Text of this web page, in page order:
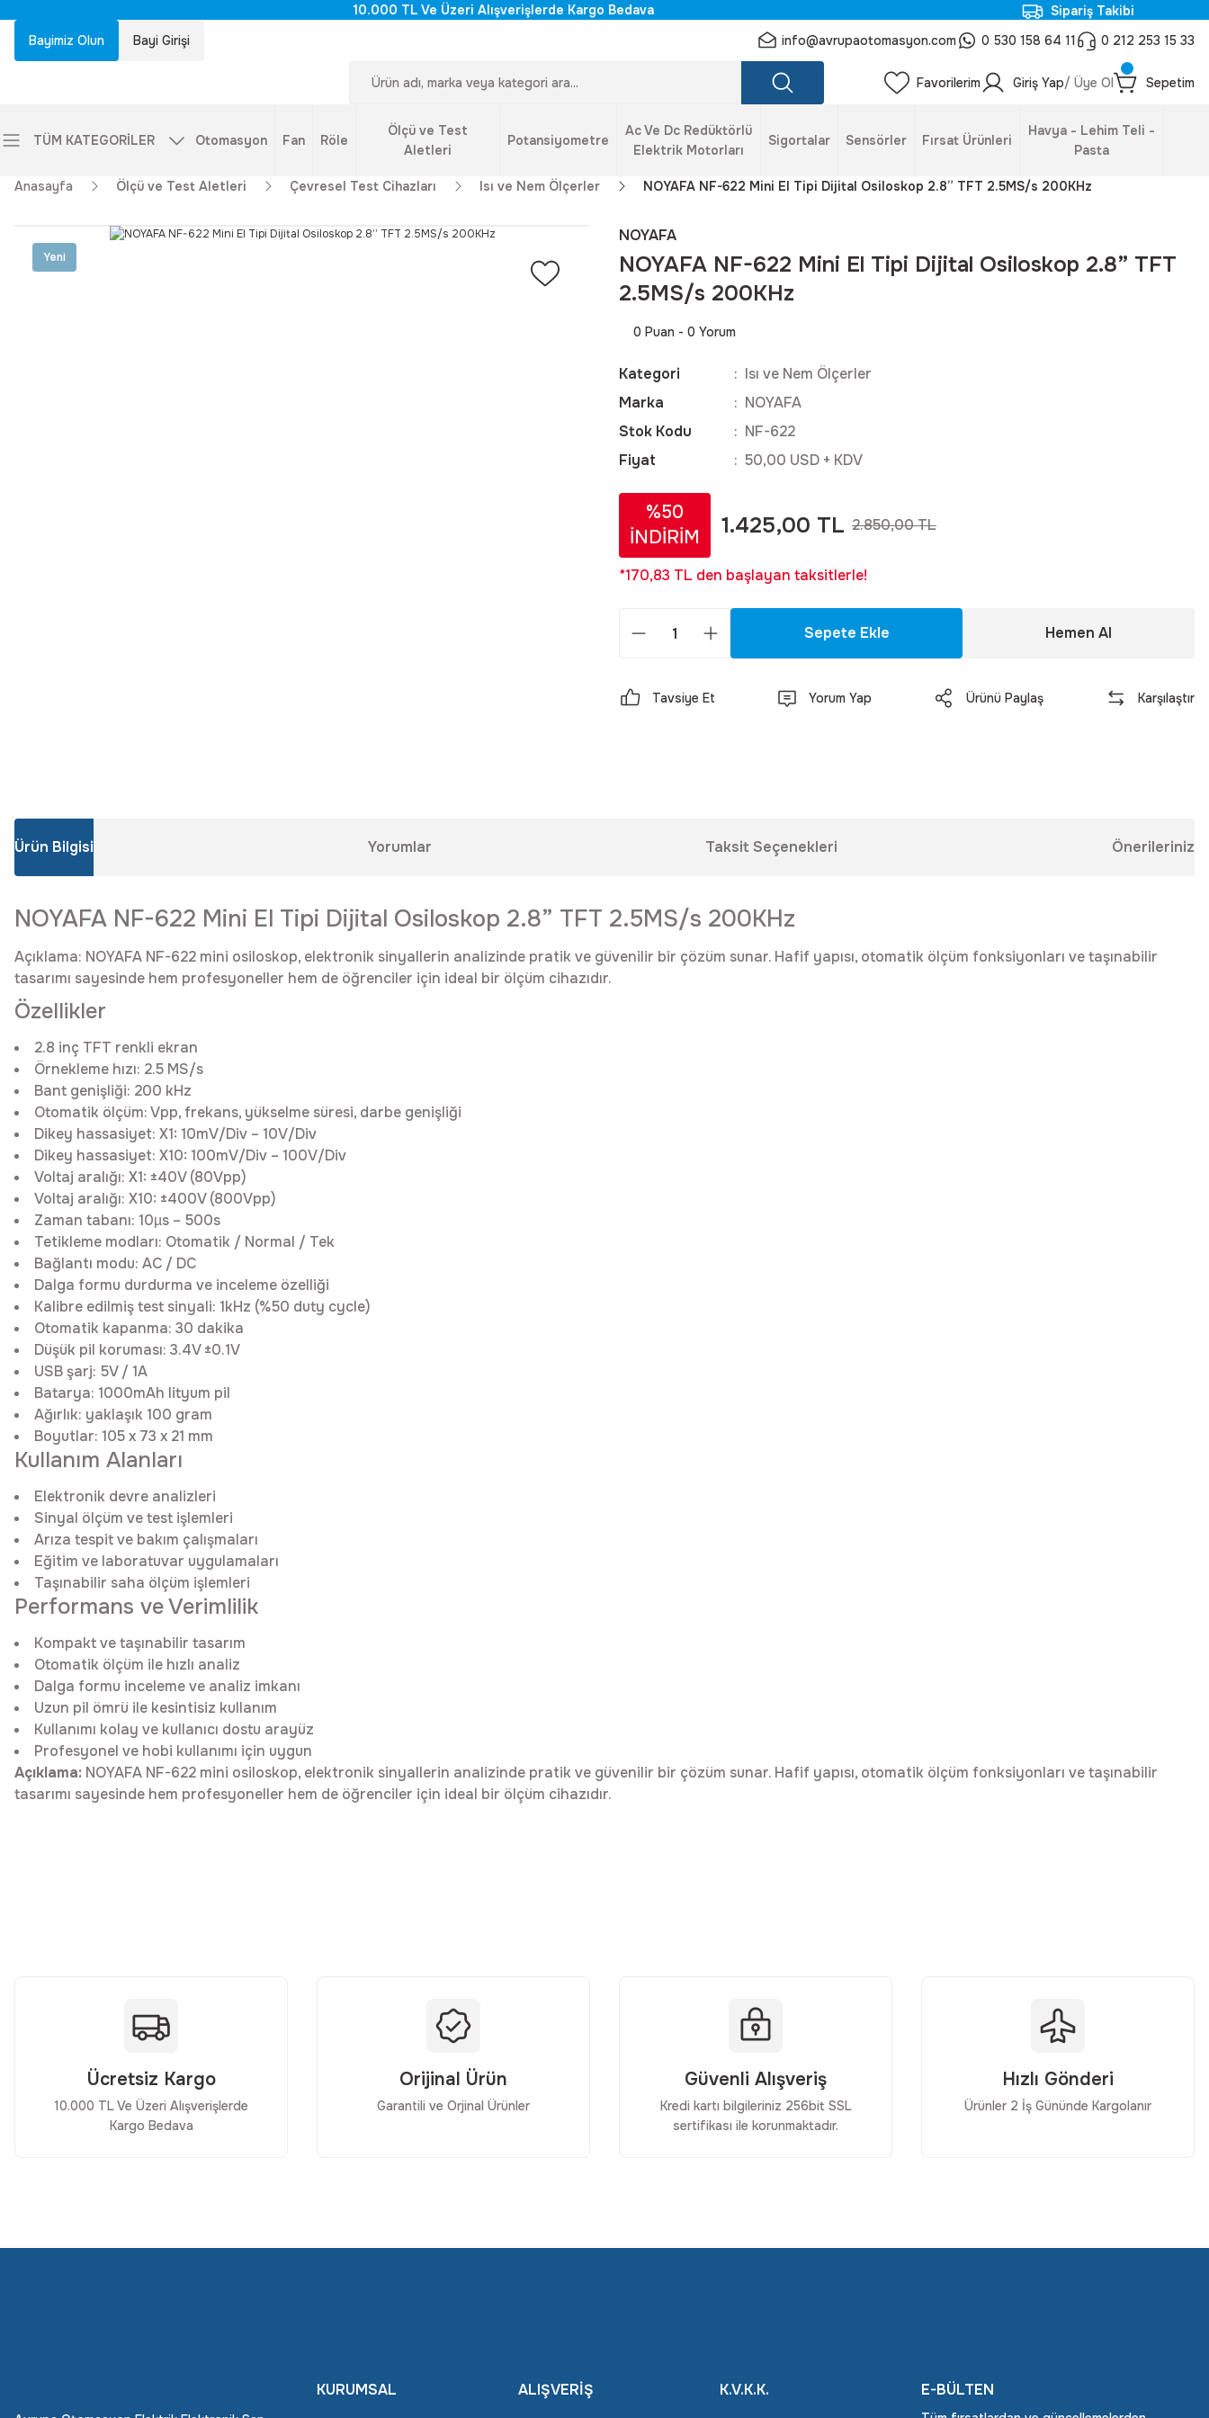
10.000 TL Ve Üzeri Alışverişlerde Kargo Bedava
Sipariş Takibi
Bayimiz Olun
Bayi Girişi info@avrupaotomasyon.com 0 530 158 64 11 0 212 253 15 33
Favorilerim Giriş Yap/ Üye Ol Sepetim
TÜM KATEGORİLER Otomasyon Fan Röle
Ölçü ve Test
Aletleri
Potansiyometre
Ac Ve Dc Redüktörlü
Elektrik Motorları
Sigortalar Sensörler Fırsat Ürünleri
Havya - Lehim Teli -
Pasta
Anasayfa Ölçü ve Test Aletleri Çevresel Test Cihazları Isı ve Nem Ölçerler NOYAFA NF-622 Mini El Tipi Dijital Osiloskop 2.8” TFT 2.5MS/s 200KHz
Yeni
NOYAFA
NOYAFA NF-622 Mini El Tipi Dijital Osiloskop 2.8” TFT
2.5MS/s 200KHz
0 Puan - 0 Yorum
Kategori
Isı ve Nem Ölçerler
Marka
NOYAFA
Stok Kodu
NF-622
Fiyat
50,00 USD + KDV
%50
İNDİRİM
1.425,00 TL 2.850,00 TL
*170,83 TL den başlayan taksitlerle!
Sepete Ekle Hemen Al
Tavsiye Et Yorum Yap Ürünü Paylaş Karşılaştır
Ürün Bilgisi Yorumlar Taksit Seçenekleri Önerileriniz
NOYAFA NF-622 Mini El Tipi Dijital Osiloskop 2.8” TFT 2.5MS/s 200KHz
Açıklama: NOYAFA NF-622 mini osiloskop, elektronik sinyallerin analizinde pratik ve güvenilir bir çözüm sunar. Hafif yapısı, otomatik ölçüm fonksiyonları ve taşınabilir
tasarımı sayesinde hem profesyoneller hem de öğrenciler için ideal bir ölçüm cihazıdır.
Özellikler
2.8 inç TFT renkli ekran
Örnekleme hızı: 2.5 MS/s
Bant genişliği: 200 kHz
Otomatik ölçüm: Vpp, frekans, yükselme süresi, darbe genişliği
Dikey hassasiyet: X1: 10mV/Div – 10V/Div
Dikey hassasiyet: X10: 100mV/Div – 100V/Div
Voltaj aralığı: X1: ±40V (80Vpp)
Voltaj aralığı: X10: ±400V (800Vpp)
Zaman tabanı: 10µs – 500s
Tetikleme modları: Otomatik / Normal / Tek
Bağlantı modu: AC / DC
Dalga formu durdurma ve inceleme özelliği
Kalibre edilmiş test sinyali: 1kHz (%50 duty cycle)
Otomatik kapanma: 30 dakika
Düşük pil koruması: 3.4V ±0.1V
USB şarj: 5V / 1A
Batarya: 1000mAh lityum pil
Ağırlık: yaklaşık 100 gram
Boyutlar: 105 x 73 x 21 mm
Kullanım Alanları
Elektronik devre analizleri
Sinyal ölçüm ve test işlemleri
Arıza tespit ve bakım çalışmaları
Eğitim ve laboratuvar uygulamaları
Taşınabilir saha ölçüm işlemleri
Performans ve Verimlilik
Kompakt ve taşınabilir tasarım
Otomatik ölçüm ile hızlı analiz
Dalga formu inceleme ve analiz imkanı
Uzun pil ömrü ile kesintisiz kullanım
Kullanımı kolay ve kullanıcı dostu arayüz
Profesyonel ve hobi kullanımı için uygun
Açıklama: NOYAFA NF-622 mini osiloskop, elektronik sinyallerin analizinde pratik ve güvenilir bir çözüm sunar. Hafif yapısı, otomatik ölçüm fonksiyonları ve taşınabilir
tasarımı sayesinde hem profesyoneller hem de öğrenciler için ideal bir ölçüm cihazıdır.
Ürün fiyatı diğer sitelerden daha pahalı.
Ücretsiz Kargo
10.000 TL Ve Üzeri Alışverişlerde
Kargo Bedava
Orijinal Ürün
Garantili ve Orjinal Ürünler
Güvenli Alışveriş
Kredi kartı bilgileriniz 256bit SSL
sertifikası ile korunmaktadır.
Hızlı Gönderi
Ürünler 2 İş Gününde Kargolanır
KURUMSAL ALIŞVERİŞ K.V.K.K. E-BÜLTEN